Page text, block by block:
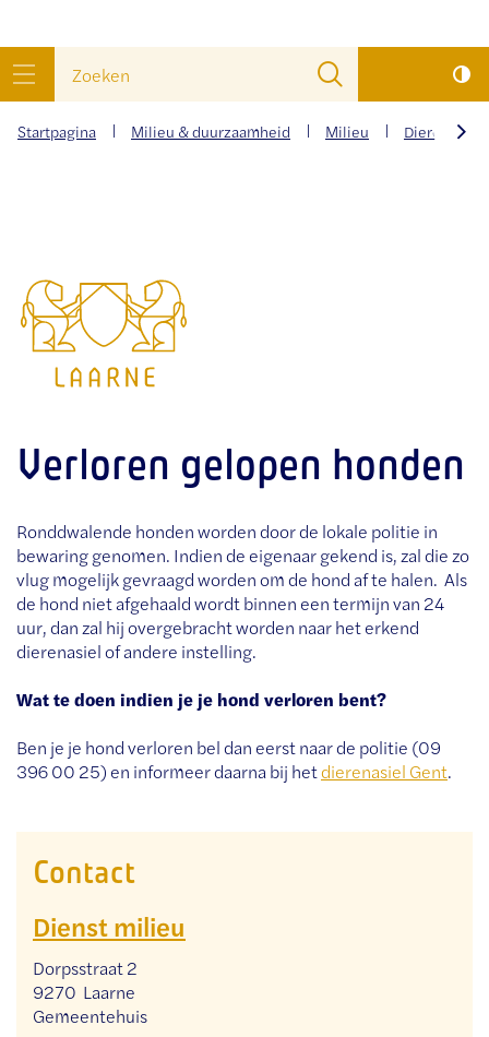
menu
zoek
je?
Gemeente
Laarne
Startpagina Milieu & duurzaamheid Milieu Dieren en
Verloren gelopen honden
Ronddwalende honden worden door de lokale politie in
bewaring genomen. Indien de eigenaar gekend is, zal die zo
vlug mogelijk gevraagd worden om de hond af te halen. Als
de hond niet afgehaald wordt binnen een termijn van 24
uur, dan zal hij overgebracht worden naar het erkend
dierenasiel of andere instelling.
Wat te doen indien je je hond verloren bent?
Ben je je hond verloren bel dan eerst naar de politie (09
396 00 25) en informeer daarna bij hetdierenasiel Gent.
Contact
Dienst milieu
Adres
Dorpsstraat 2
,9270 Laarne
Gemeentehuis